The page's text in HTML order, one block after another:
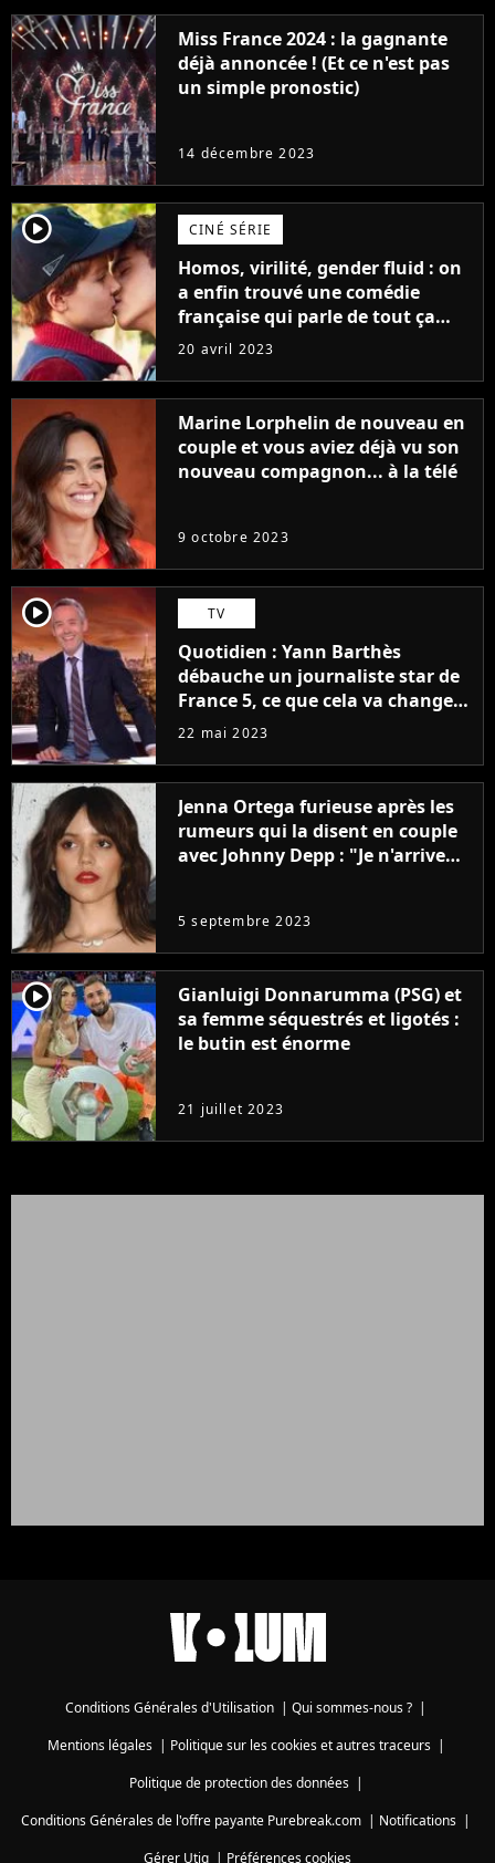
Miss France 2024 : la gagnante
déjà annoncée ! (Et ce n'est pas
un simple pronostic)
14 décembre 2023
player2 CINÉ SÉRIE
Homos, virilité, gender fluid : on
a enfin trouvé une comédie
française qui parle de tout ça
sans être super ringarde
20 avril 2023
Marine Lorphelin de nouveau en
couple et vous aviez déjà vu son
nouveau compagnon... à la télé
9 octobre 2023
player2 TV
Quotidien : Yann Barthès
débauche un journaliste star de
France 5, ce que cela va changer
à la rentrée
22 mai 2023
Jenna Ortega furieuse après les
rumeurs qui la disent en couple
avec Johnny Depp : "Je n'arrive
5 septembre 2023
player2
Gianluigi Donnarumma (PSG) et
sa femme séquestrés et ligotés :
le butin est énorme
21 juillet 2023
Conditions Générales d'Utilisation Qui sommes-nous ?
Mentions légales| Politique sur les cookies et autres traceurs|
Politique de protection des données|
Conditions Générales de l'offre payante Purebreak.com
Notifications
Gérer Utiq
Préférences cookies